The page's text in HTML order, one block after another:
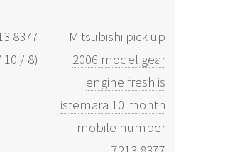
Mitsubishi pick up
2006 model gear
engine fresh is
istemara 10 month
mobile number
8377
(
8
/
10